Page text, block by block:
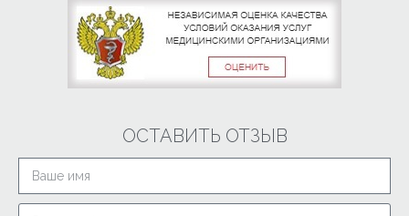
ОСТАВИТЬ ОТЗЫВ